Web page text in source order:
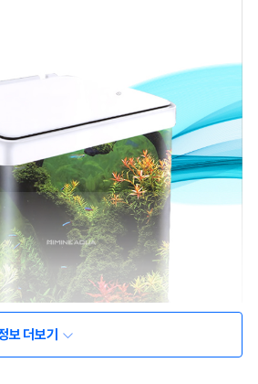
보 더보기